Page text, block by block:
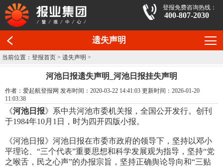
登报免费咨询热线：
400-807-2030
遗失声明
当前位置：登报首页 >遗失声明 >
河池日报遗失声明_河池日报挂失声明
作者：爱起航登报网 发布时间：2020-03-22 14:41:03 更新时间：2026-01-20
11:03:38
《河池日报》系中共河池市委机关报，全国公开发行。创刊
于1984年10月1日，时为四开四版小报。
《河池日报》河池日报在市委市政府的领导下，坚持以邓小
平理论、“三个代表”重要思想和科学发展观为指导，坚持“党
之喉舌，民之心声”的办报宗旨，坚持正确舆论导向和“三贴